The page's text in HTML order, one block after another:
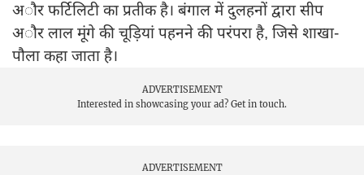
अौर फर्टिलिटी का प्रतीक है। बंगाल में दुलहनों द्वारा सीप
अौर लाल मूंगे की चूड़ियां पहनने की परंपरा है, जिसे शाखा-
पौला कहा जाता है।
ADVERTISEMENT
Interested in showcasing your ad? Get in touch.
ADVERTISEMENT